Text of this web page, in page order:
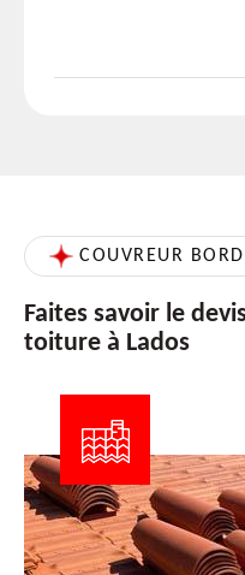
COUVREUR
Faites savoir le
toiture à Lados